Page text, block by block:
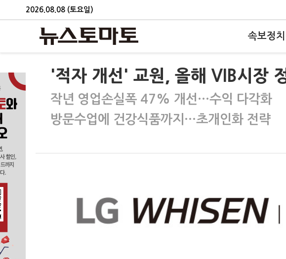
2026.08.08 (토요일)
속보정치
'적자 개선' 교원, 올해 VIB시장
작년 영업손실폭 47% 개선…수익 다각화
방문수업에 건강식품까지…초개인화 전략